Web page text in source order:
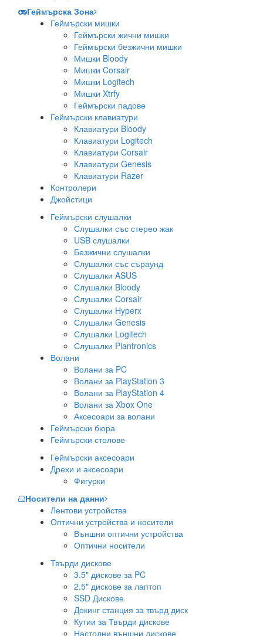
Геймърска Зона
Геймърски мишки
Геймърски жични мишки
Геймърски безжични мишки
Мишки Bloody
Мишки Corsair
Мишки Logitech
Мишки Xtrfy
Геймърски падове
Геймърски клавиатури
Клавиатури Bloody
Клавиатури Logitech
Клавиатури Corsair
Клавиатури Genesis
Клавиатури Razer
Контролери
Джойстици
Геймърски слушалки
Слушалки със стерео жак
USB слушалки
Безжични слушалки
Слушалки със съраунд
Слушалки ASUS
Слушалки Bloody
Слушалки Corsair
Слушалки Hyperx
Слушалки Genesis
Слушалки Logitech
Слушалки Plantronics
Волани
Волани за PC
Волани за PlayStation 3
Волани за PlayStation 4
Волани за Xbox One
Аксесоари за волани
Геймърски бюра
Геймърски столове
Геймърски аксесоари
Дрехи и аксесоари
Фигурки
Носители на данни
Лентови устройства
Оптични устройства и носители
Външни оптични устройства
Оптични носители
Твърди дискове
3.5" дискове за PC
2.5" дискове за лаптоп
SSD Дискове
Докинг станция за твърд диск
Кутии за Твърди дискове
Настолни външни дискове